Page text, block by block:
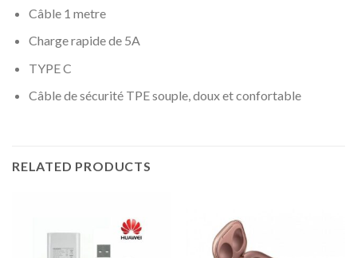
Câble 1 metre
Charge rapide de 5A
TYPE C
Câble de sécurité TPE souple, doux et confortable
RELATED PRODUCTS